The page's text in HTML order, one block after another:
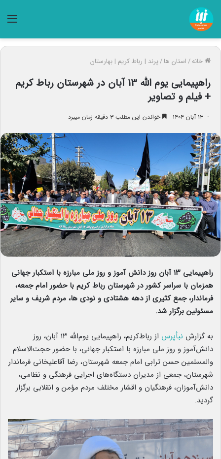
خانه/استان ها/پرند | رباط کریم | بهارستان
راهپیمایی یوم الله ۱۳ آبان در شهرستان رباط کریم
+ فیلم و تصاویر
۱۳ آبان ۱۴۰۴ خواندن این مطلب ۳ دقیقه زمان میبرد
راهپیمایی ۱۳ آبان روز دانش آموز و روز ملی مبارزه با استکبار جهانی
همزمان با سراسر کشور در شهرستان رباط کریم با حضور امام جمعه،
فرماندار، جمع کثیری از دهه هشتادی و نودی ها، مردم شریف و سایر
مسئولین برگزار شد.
به گزارش نبأپرس
از رباط‌کریم، راهپیمایی یوم‌الله ۱۳ آبان، روز
دانش‌آموز و روز ملی مبارزه با استکبار جهانی، با حضور حجت‌الاسلام
والمسلمین حسن ترابی امام جمعه شهرستان، رضا آقاعلیخانی فرماندار
شهرستان، جمعی از مدیران دستگاه‌های اجرایی فرهنگی و نظامی،
دانش‌آموزان، فرهنگیان و اقشار مختلف مردم مؤمن و انقلابی برگزار
گردید.